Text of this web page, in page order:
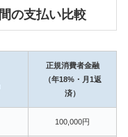
の支払い比較
正規消費者金融
（年18%・月1返
済）
100,000円